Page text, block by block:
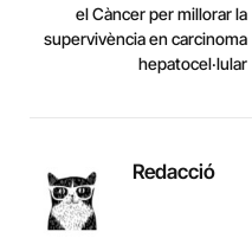
el Càncer per millorar la
supervivència en carcinoma
hepatocel·lular
Redacció